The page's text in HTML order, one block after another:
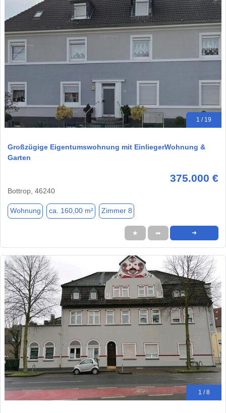
1 / 19
Großzügige Eigentumswohnung mit EinliegerWohnung &
Garten
375.000 €
Bottrop, 46240
Wohnung ca. 160,00 m² Zimmer 8
★ ➦ ➜
1 / 8